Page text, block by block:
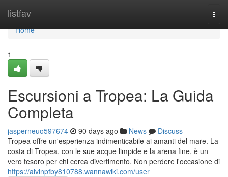
listfav
Home
Home
1
Escursioni a Tropea: La Guida
Completa
jasperneuo597674 90 days ago News
Discuss
Tropea offre un'esperienza indimenticabile ai amanti del mare. La
costa di Tropea, con le sue acque limpide e la arena fine, è un
vero tesoro per chi cerca divertimento. Non perdere l'occasione di
https://alvinpfby810788.wannawiki.com/user